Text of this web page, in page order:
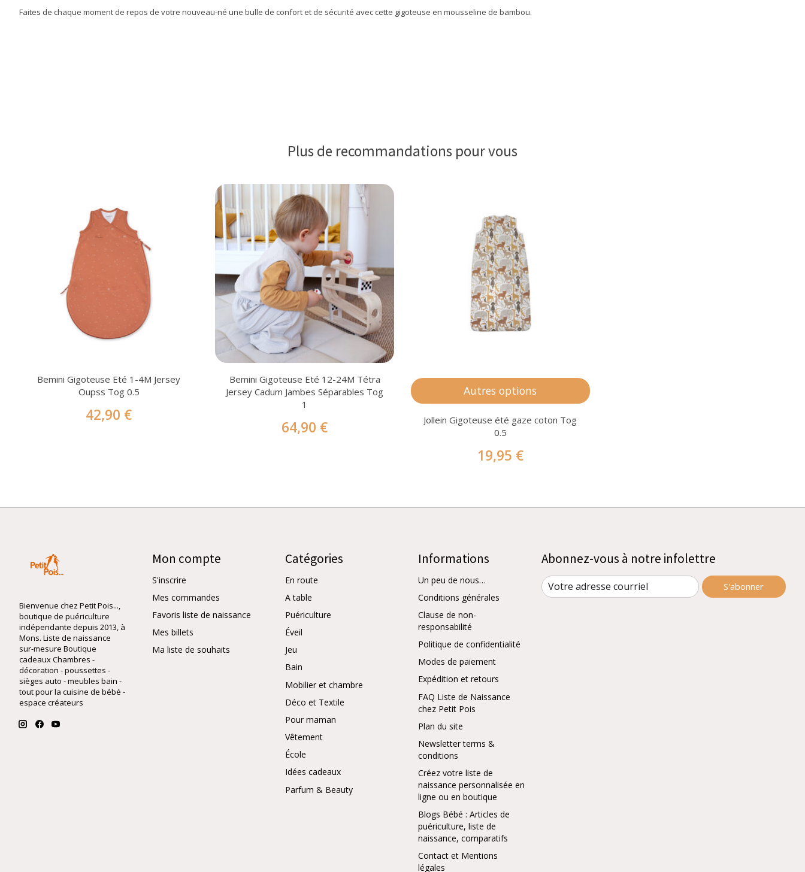
Faites de chaque moment de repos de votre nouveau-né une bulle de confort et de sécurité avec cette gigoteuse en mousseline de bambou.
Plus de recommandations pour vous
Bemini Gigoteuse Eté 1-4M Jersey
Oupss Tog 0.5
42,90 €
Bemini Gigoteuse Eté 12-24M Tétra
Jersey Cadum Jambes Séparables Tog
1
64,90 €
Autres options
Jollein Gigoteuse été gaze coton Tog
0.5
19,95 €
Bienvenue chez Petit Pois...,
boutique de puériculture
indépendante depuis 2013, à
Mons. Liste de naissance
sur-mesure Boutique
cadeaux Chambres -
décoration - poussettes -
sièges auto - meubles bain -
tout pour la cuisine de bébé -
espace créateurs
Mon compte
S'inscrire
Mes commandes
Favoris liste de naissance
Mes billets
Ma liste de souhaits
Catégories
En route
A table
Puériculture
Éveil
Jeu
Bain
Mobilier et chambre
Déco et Textile
Pour maman
Vêtement
École
Idées cadeaux
Parfum & Beauty
Informations
Un peu de nous…
Conditions générales
Clause de non-
responsabilité
Politique de confidentialité
Modes de paiement
Expédition et retours
FAQ Liste de Naissance
chez Petit Pois
Plan du site
Newsletter terms &
conditions
Créez votre liste de
naissance personnalisée en
ligne ou en boutique
Blogs Bébé : Articles de
puériculture, liste de
naissance, comparatifs
Contact et Mentions
légales
Abonnez-vous à notre infolettre
S'abonner